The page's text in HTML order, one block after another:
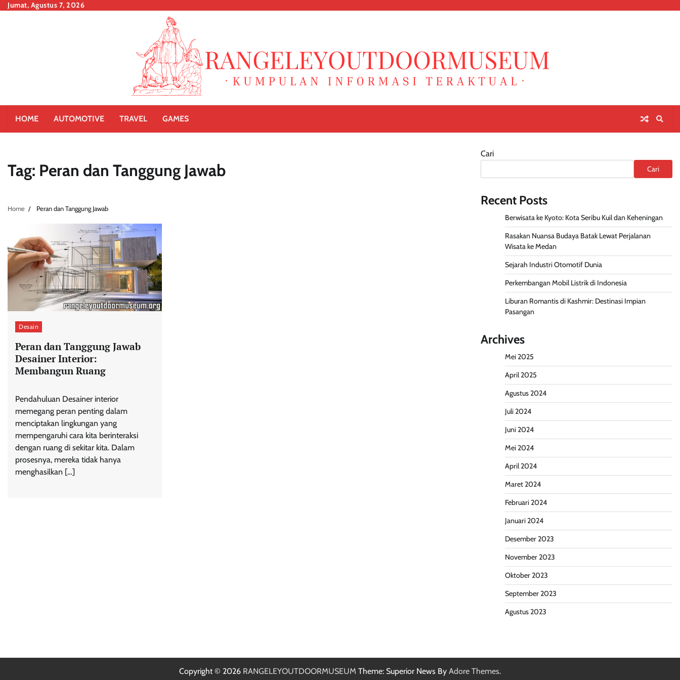
SkipJumat, Agustus 7, 2026
HOME AUTOMOTIVE TRAVEL GAMES
Tag: Peran dan Tanggung Jawab
Home Peran dan Tanggung Jawab
Desain
Peran dan Tanggung Jawab
Desainer Interior:
Membangun Ruang
Pendahuluan Desainer interior
memegang peran penting dalam
menciptakan lingkungan yang
mempengaruhi cara kita berinteraksi
dengan ruang di sekitar kita. Dalam
prosesnya, mereka tidak hanya
menghasilkan […]
Cari
Cari
Recent Posts
Berwisata ke Kyoto: Kota Seribu Kuil dan Keheningan
Rasakan Nuansa Budaya Batak Lewat Perjalanan
Wisata ke Medan
Sejarah Industri Otomotif Dunia
Perkembangan Mobil Listrik di Indonesia
Liburan Romantis di Kashmir: Destinasi Impian
Pasangan
Archives
Mei 2025
April 2025
Agustus 2024
Juli 2024
Juni 2024
Mei 2024
April 2024
Maret 2024
Februari 2024
Januari 2024
Desember 2023
November 2023
Oktober 2023
September 2023
Agustus 2023
Copyright © 2026 RANGELEYOUTDOORMUSEUM Theme: Superior News By Adore Themes.